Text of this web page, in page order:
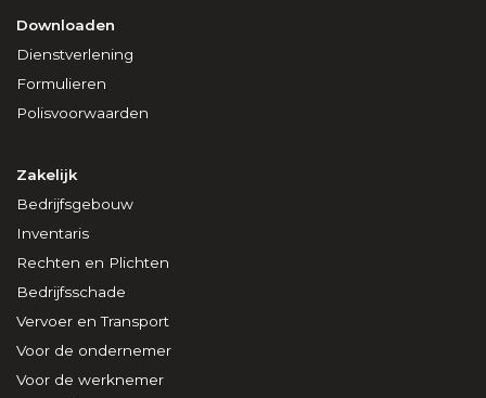
Downloaden
Dienstverlening
Formulieren
Polisvoorwaarden
Zakelijk
Bedrijfsgebouw
Inventaris
Rechten en Plichten
Bedrijfsschade
Vervoer en Transport
Voor de ondernemer
Voor de werknemer